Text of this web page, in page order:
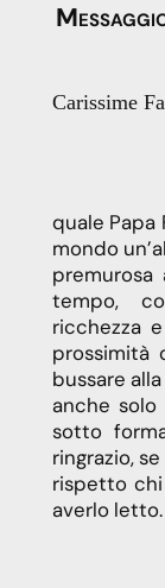
Carissime
al
quale Papa
mondo
tempo,
ricchezza
prossimità
bussare
anche solo
sotto
ringrazio,
rispetto
averlo letto.